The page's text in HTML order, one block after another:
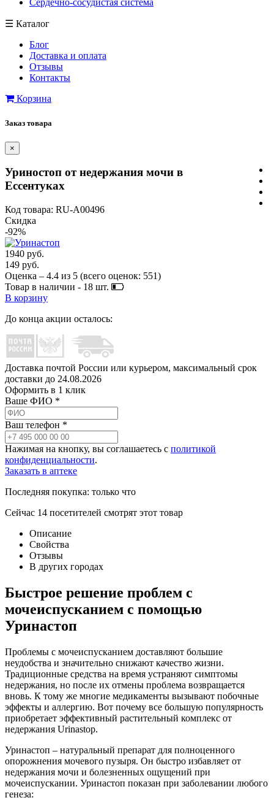
Сердечно-сосудистая система
☰ Каталог
Блог
Доставка и оплата
Отзывы
Контакты
Корзина
Заказ товара
×
Уриностоп от недержания мочи в
Ессентуках
Код товара: RU-A00496
Скидка
-92%
1940 руб.
149 руб.
Оценка – 4.4 из 5 (всего оценок: 551)
Товар в наличии - 18 шт.
В корзину
До конца акции осталось:
Доставка почтой России или курьером, максимальный срок
доставки до 24.08.2026
Оформить в 1 клик
Ваше ФИО *
Ваш телефон *
Нажимая на кнопку, вы соглашаетесь с политикой
конфиденциальности.
Заказать в аптеке
Последняя покупка: только что
Сейчас 14 посетителей смотрят этот товар
Описание
Свойства
Отзывы
В других городах
Быстрое решение проблем с
мочеиспусканием с помощью
Уринастоп
Проблемы с мочеиспусканием доставляют большие
неудобства и значительно снижают качество жизни.
Традиционные средства на время устраняют симптомы
недержания, но после их отмены проблема возвращается
вновь. К тому же многие медикаменты вызывают побочные
эффекты и аллергию. Вот почему все большую популярность
приобретает эффективный растительный комплекс от
недержания Urinаstop.
Уринастоп – натуральный препарат для полноценного
опорожнения мочевого пузыря. Он быстро избавляет от
недержания мочи и болезненных ощущений при
мочеиспускании. Уринастоп показан при заболевании любого
генеза: